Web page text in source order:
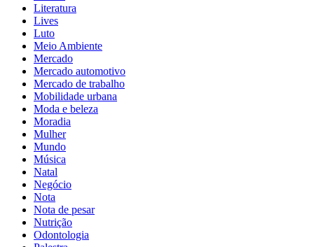
Literatura
Lives
Luto
Meio Ambiente
Mercado
Mercado automotivo
Mercado de trabalho
Mobilidade urbana
Moda e beleza
Moradia
Mulher
Mundo
Música
Natal
Negócio
Nota
Nota de pesar
Nutrição
Odontologia